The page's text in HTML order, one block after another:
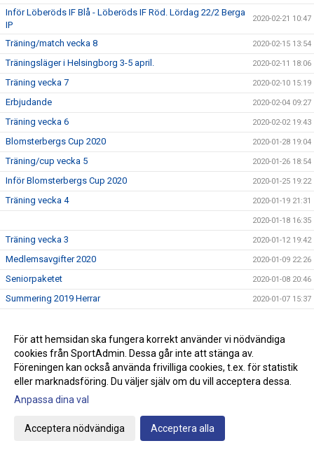
Inför Löberöds IF Blå - Löberöds IF Röd. Lördag 22/2 Berga
IP
2020-02-21 10:47
Träning/match vecka 8 2020-02-15 13:54
Träningsläger i Helsingborg 3-5 april. 2020-02-11 18:06
Träning vecka 7 2020-02-10 15:19
Erbjudande 2020-02-04 09:27
Träning vecka 6 2020-02-02 19:43
Blomsterbergs Cup 2020 2020-01-28 19:04
Träning/cup vecka 5 2020-01-26 18:54
Inför Blomsterbergs Cup 2020 2020-01-25 19:22
Träning vecka 4 2020-01-19 21:31
2020-01-18 16:35
Träning vecka 3 2020-01-12 19:42
Medlemsavgifter 2020 2020-01-09 22:26
Seniorpaketet 2020-01-08 20:46
Summering 2019 Herrar 2020-01-07 15:37
Lagfoto 2020-01-05 16:20
Spännande 2020 2020-01-02 10:10
Gå till Webbversion
För att hemsidan ska fungera korrekt använder vi nödvändiga
cookies från SportAdmin. Dessa går inte att stänga av.
Föreningen kan också använda frivilliga cookies, t.ex. för statistik
eller marknadsföring. Du väljer själv om du vill acceptera dessa.
Anpassa dina val
Acceptera nödvändiga Acceptera alla